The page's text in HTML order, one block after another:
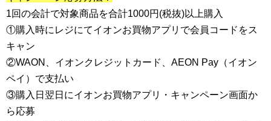
1回の会計で対象商品を合計1000円(税抜)以上購入
①購入時にレジにてイオンお買物アプリで会員コードをス
キャン
②WAON、イオンクレジットカード、AEON Pay（イオン
ペイ）で支払い
③購入日翌日にイオンお買物アプリ・キャンペーン画面か
ら応募